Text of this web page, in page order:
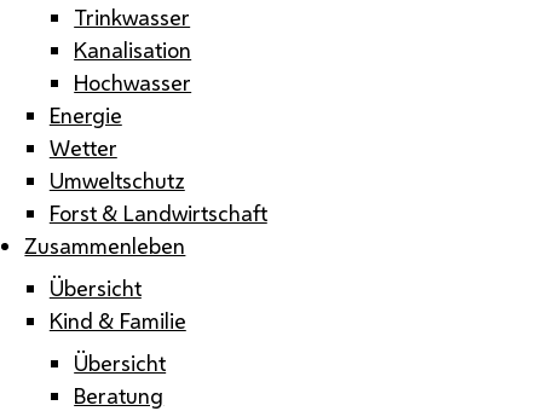
Trinkwasser
Kanalisation
Hochwasser
Energie
Wetter
Umweltschutz
Forst & Landwirtschaft
Zusammenleben
Übersicht
Kind & Familie
Übersicht
Beratung